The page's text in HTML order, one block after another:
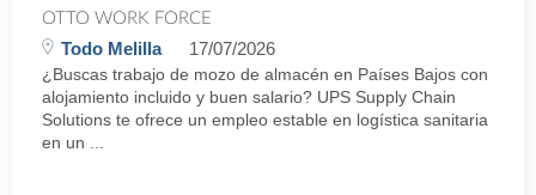
OTTO WORK FORCE
Todo Melilla 17/07/2026
¿Buscas trabajo de mozo de almacén en Países Bajos con
alojamiento incluido y buen salario? UPS Supply Chain
Solutions te ofrece un empleo estable en logística sanitaria
en un ...